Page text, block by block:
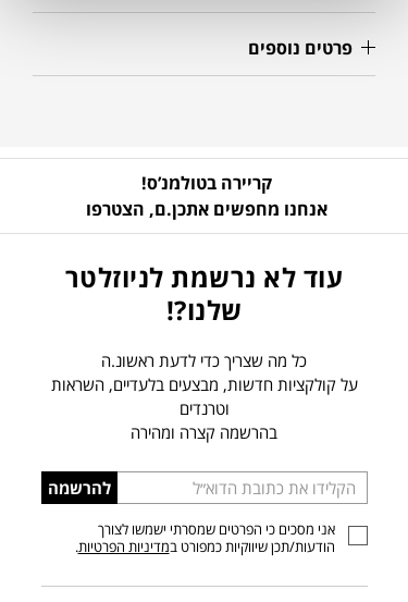
פרטים נוספים
קריירה בטולמנ’ס!
אנחנו מחפשים אתכן.ם, הצטרפו
עוד לא נרשמת לניוזלטר
שלנו?!
כל מה שצריך כדי לדעת ראשונ.ה
על קולקציות חדשות, מבצעים בלעדיים, השראות
וטרנדים
בהרשמה קצרה ומהירה
הכניסו
כתובת
דוא”ל
להרשמה
אני מסכים כי הפרטים שמסרתי ישמשו לצורך
הודעות/תכן שיווקיות כמפורט במדיניות הפרטיות.